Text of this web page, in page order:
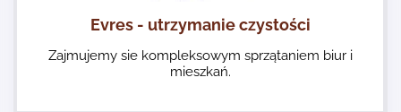
Evres - utrzymanie czystości
Zajmujemy sie kompleksowym sprzątaniem biur i
mieszkań.